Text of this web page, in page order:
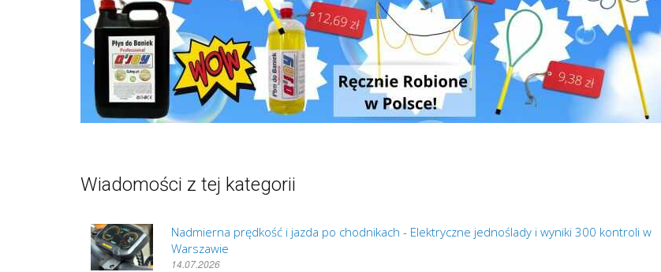
Wiadomości z tej kategorii
Nadmierna prędkość i jazda po chodnikach - Elektryczne jednoślady i wyniki 300 kontroli w
Warszawie
14.07.2026